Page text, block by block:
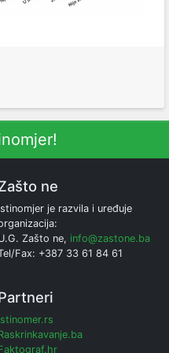
ne
je razvila i uređuje
Zašto ne, info@zastone.ba
Fax: +387 33 61 84 61